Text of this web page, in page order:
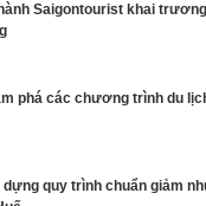
Saigontourist khai
phá các chương trình du
dựng quy trình chuẩn giảm